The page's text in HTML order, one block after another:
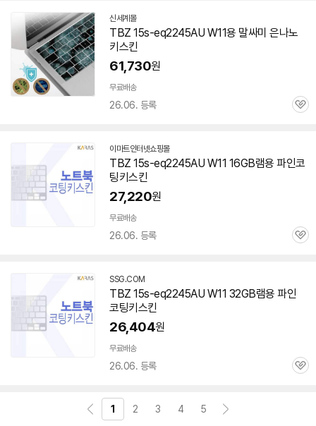
신세계몰
TBZ 15s-eq2245AU W11용 말싸미 은나노
키스킨
61,730원
무료배송
26.06. 등록
관
이마트인터넷쇼핑몰
TBZ 15s-eq2245AU W11 16GB램용 파인코
팅키스킨
27,220원
무료배송
26.06. 등록
관
SSG.COM
TBZ 15s-eq2245AU W11 32GB램용 파인
코팅키스킨
26,404원
무료배송
26.06. 등록
관
1 2 3 4 5